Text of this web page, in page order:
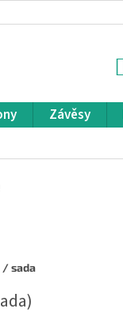
Závěsy
/ sada